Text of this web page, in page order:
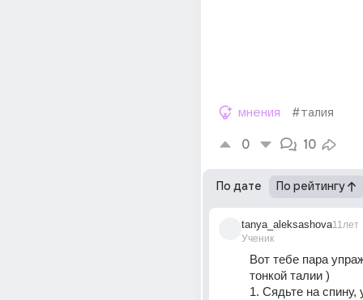
мнения #талия
0 10
По дате По рейтингу
tanya_aleksashova
Ученик
11лет
Вот тебе пара
тонкой талии )
1. Сядьте на спину,